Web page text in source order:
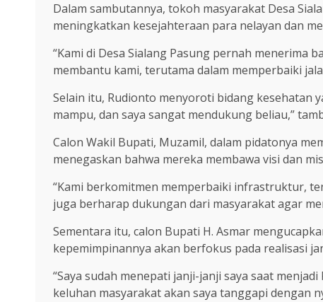
Dalam sambutannya, tokoh masyarakat Desa
meningkatkan kesejahteraan para nelayan dan
“Kami di Desa Sialang Pasung pernah menerima
membantu kami, terutama dalam memperbaiki
Selain itu, Rudionto menyoroti bidang kesehatan
mampu, dan saya sangat mendukung beliau,”
Calon Wakil Bupati, Muzamil, dalam pidatonya
menegaskan bahwa mereka membawa visi dan
“Kami berkomitmen memperbaiki infrastruktur,
juga berharap dukungan dari masyarakat agar
Sementara itu, calon Bupati H. Asmar
kepemimpinannya akan berfokus pada realisasi
“Saya sudah menepati janji-janji saya saat
keluhan masyarakat akan saya tanggapi dengan